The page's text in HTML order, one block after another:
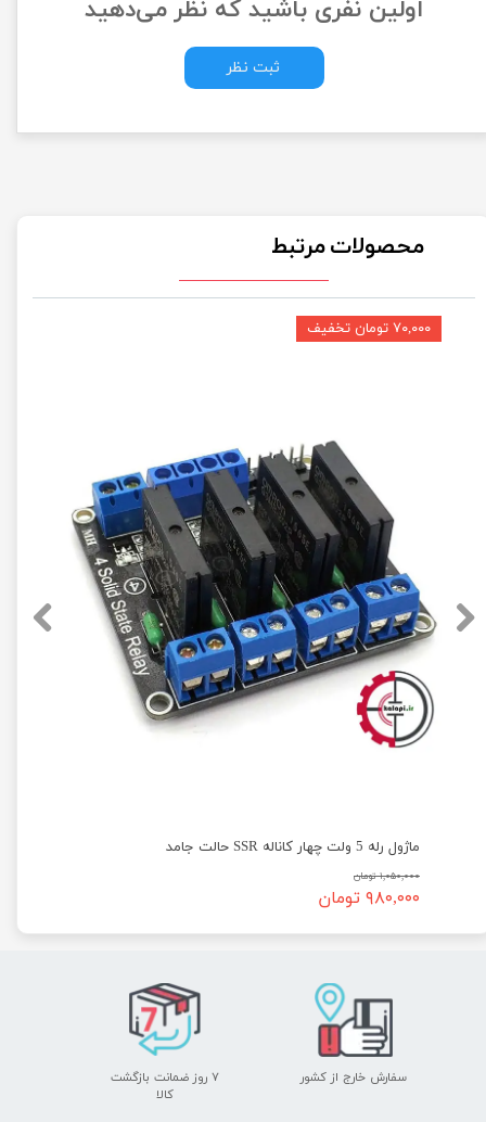
اولین نفری باشید که نظر می‌دهید
ثبت نظر
محصولات مرتبط
ماژول رله 5 ولت چهار کاناله SSR حالت جامد
۱,۰۵۰,۰۰۰ تومان
۹۸۰,۰۰۰ تومان
۷۰,۰۰۰ تومان تخفیف
سفارش خارج از کشور
۷ روز ضمانت بازگشت
​​​​​​​کالا